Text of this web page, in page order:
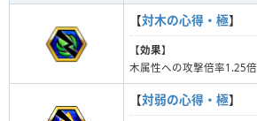
【対木の心得・極】
【効果】
木属性への攻撃倍率1.25倍
【対弱の心得・極】